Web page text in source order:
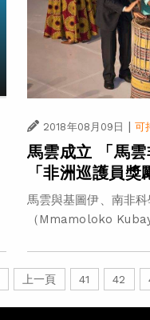
2018年08月09日 | 可
馬雲成立 「馬
「非洲巡護員獎
馬雲與基圖伊、南非
（Mmamoloko
上一頁 41 42